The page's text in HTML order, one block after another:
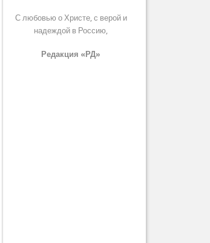
С любовью о Христе, с верой и
надеждой в Россию,
Редакция «РД»